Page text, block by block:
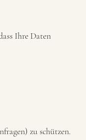
Ihre Daten
zu schützen.